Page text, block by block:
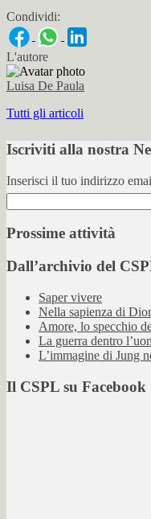
Condividi:
L'autore
Luisa De Paula
Tutti gli articoli
Iscriviti alla nostra
Inserisci il tuo indirizzo
Prossime attività
Dall’archivio del
Saper vivere
Nella sapienza di
Amore, lo specchio
La guerra dentro
L’immagine di Jung
Il CSPL su Facebook